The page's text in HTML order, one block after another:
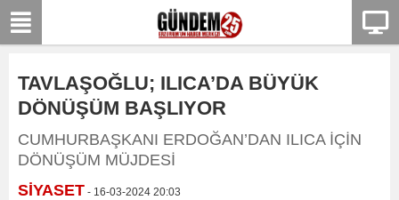
TAVLAŞOĞLU; ILICA’DA BÜYÜK
DÖNÜŞÜM BAŞLIYOR
CUMHURBAŞKANI ERDOĞAN’DAN ILICA İÇİN
DÖNÜŞÜM MÜJDESİ
SİYASET - 16-03-2024 20:03